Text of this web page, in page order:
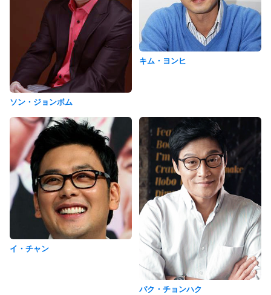
ソン・ジョンボム
キム・ヨンヒ
イ・チャン
パク・チョンハク